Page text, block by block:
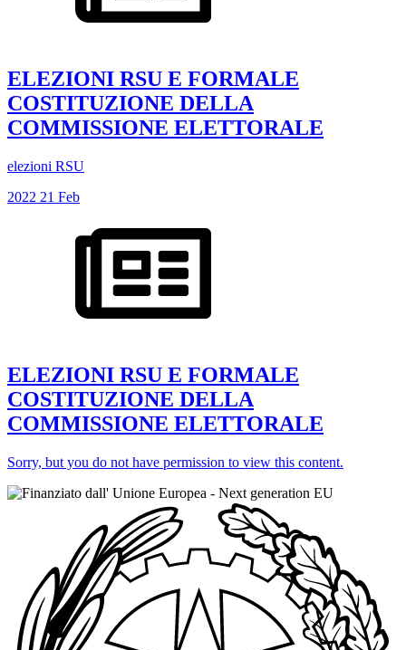
ELEZIONI RSU E FORMALE
COSTITUZIONE DELLA
COMMISSIONE ELETTORALE
elezioni RSU
2022 21 Feb
ELEZIONI RSU E FORMALE
COSTITUZIONE DELLA
COMMISSIONE ELETTORALE
Sorry, but you do not have permission to view this content.